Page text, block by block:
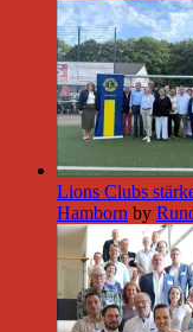
Lions Clubs
Hamborn by